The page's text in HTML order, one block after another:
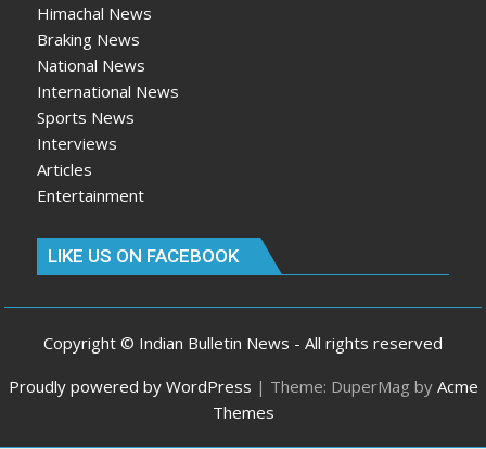
Himachal News
Braking News
National News
International News
Sports News
Interviews
Articles
Entertainment
LIKE US ON FACEBOOK
Copyright © Indian Bulletin News - All rights reserved
Proudly powered by WordPress | Theme: DuperMag by Acme
Themes